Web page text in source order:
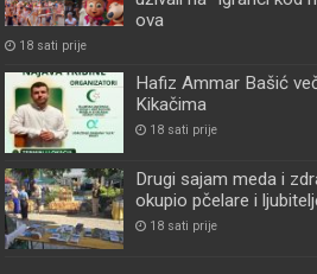
ova
18 sati prije
Hafiz Ammar Bašić
Kikačima
18 sati prije
Drugi sajam meda i
okupio pčelare i
18 sati prije